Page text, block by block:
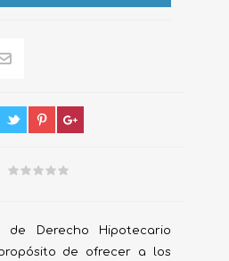
de Derecho Hipotecario
de ofrecer a los